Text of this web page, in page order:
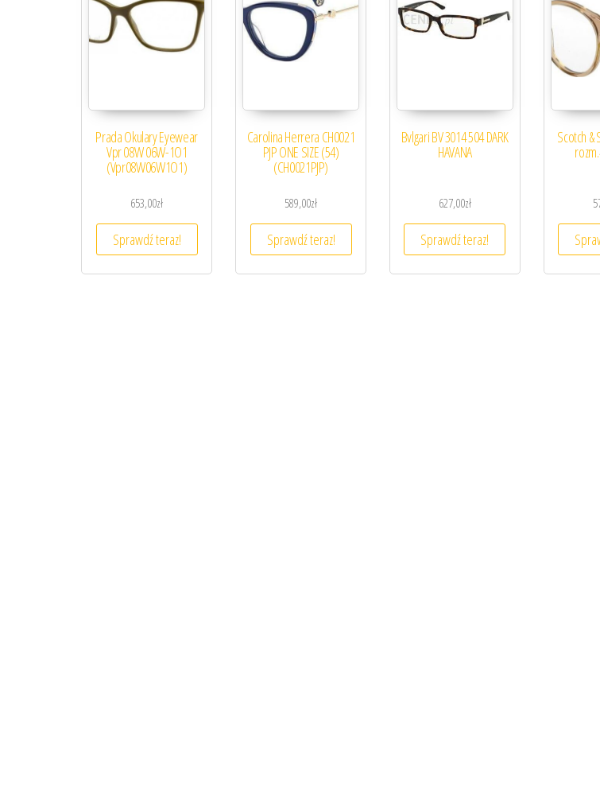
Prada Okulary Eyewear
Vpr 08W 06W-1O1
(Vpr08W06W1O1)
653,00zł
Sprawdź teraz!
Carolina Herrera CH0021
PJP ONE SIZE (54)
(CH0021PJP)
589,00zł
Sprawdź teraz!
Bvlgari BV 3014 504 DARK
HAVANA
627,00zł
Sprawdź teraz!
Scotch &